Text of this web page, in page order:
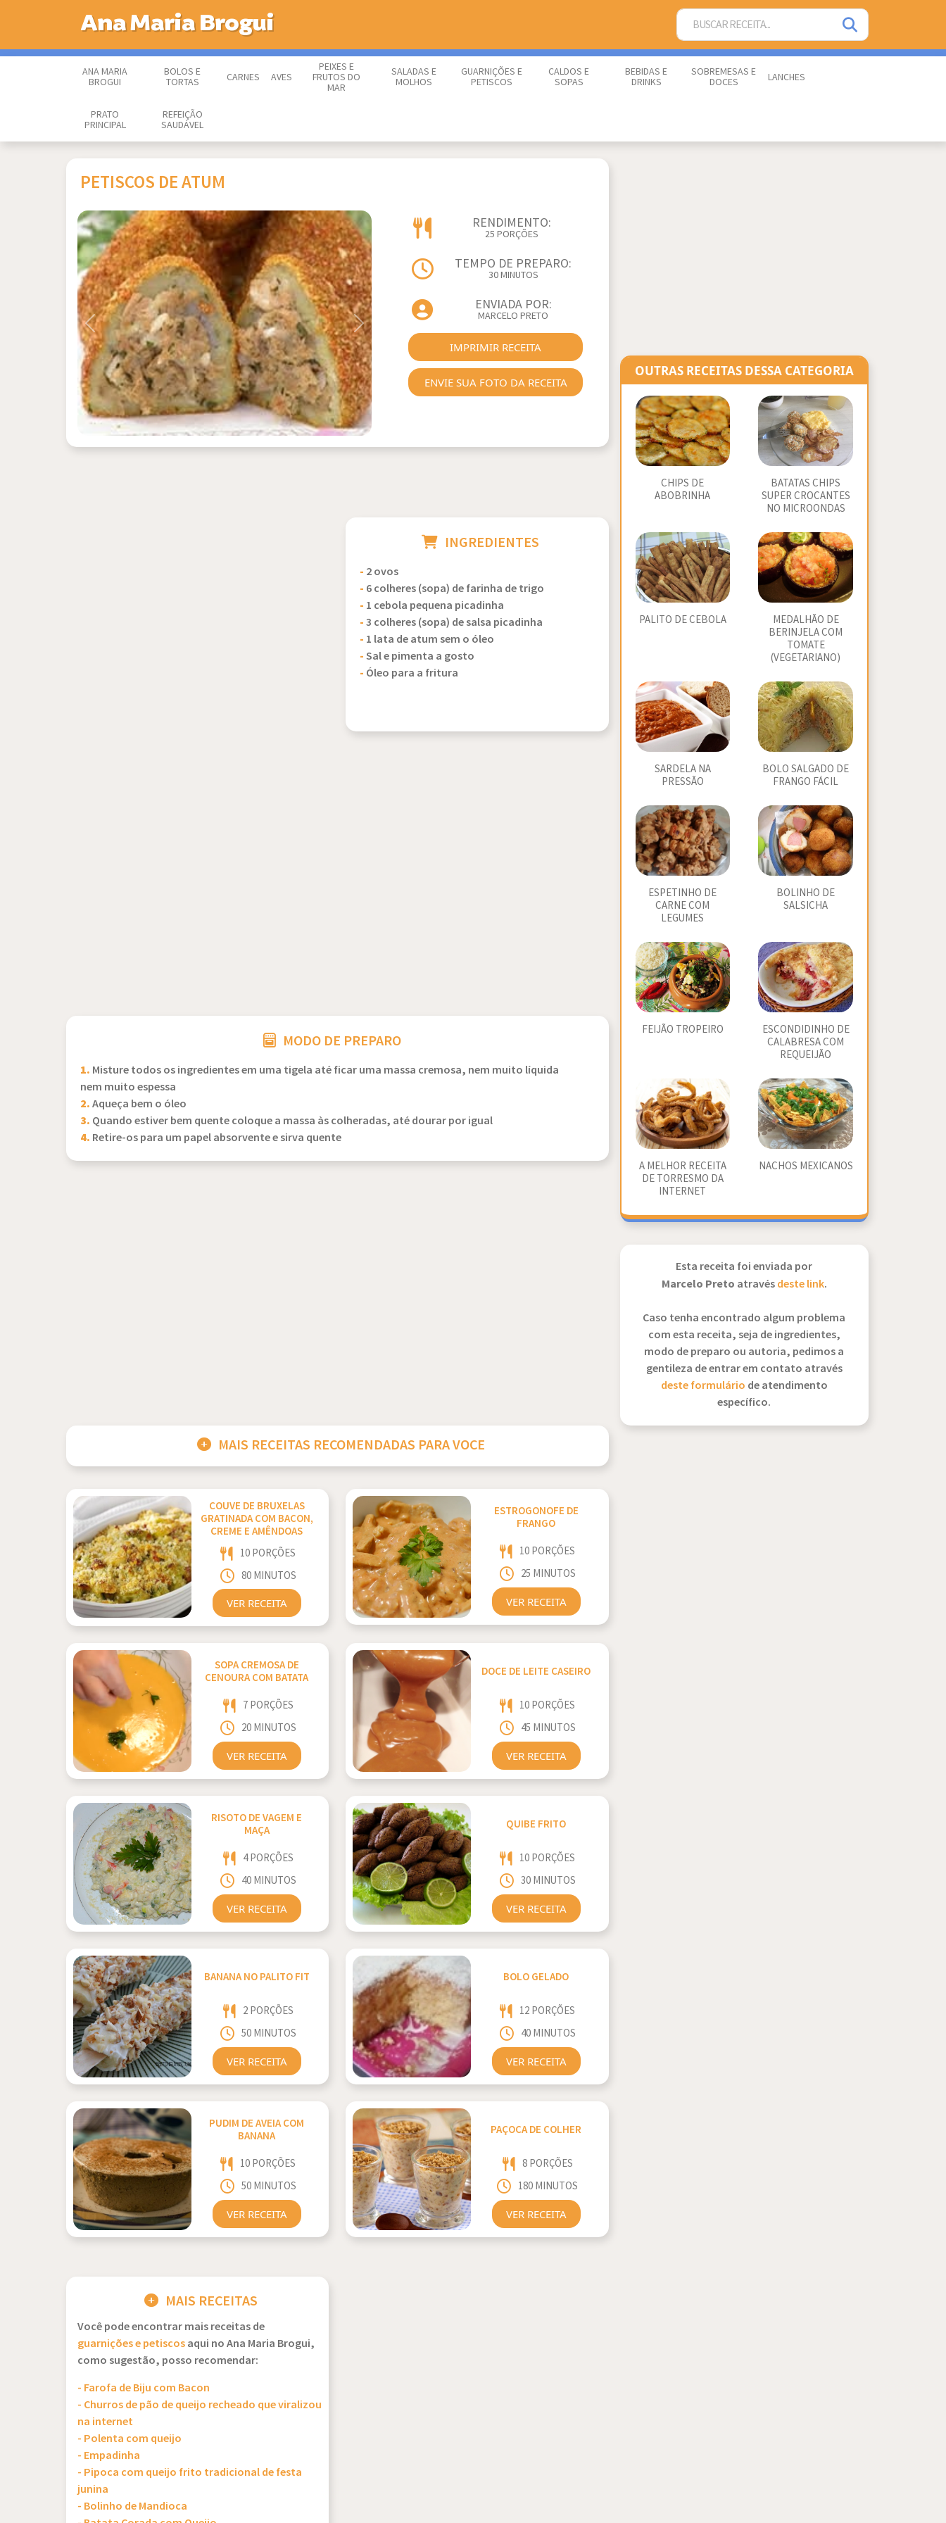
Ana Maria Brogui
ANA MARIA
BROGUI
BOLOS E
TORTAS
CARNES AVES
PEIXES E
FRUTOS DO
MAR
SALADAS E
MOLHOS
GUARNIÇÕES E
PETISCOS
CALDOS E
SOPAS
BEBIDAS E
DRINKS
SOBREMESAS E
DOCES
LANCHES
PRATO
PRINCIPAL
REFEIÇÃO
SAUDÁVEL
PETISCOS DE ATUM
Previous Next
RENDIMENTO:
25 PORÇÕES
TEMPO DE PREPARO:
30 MINUTOS
ENVIADA POR:
MARCELO PRETO
IMPRIMIR RECEITA
ENVIE SUA FOTO DA RECEITA
INGREDIENTES
- 2 ovos
- 6 colheres (sopa) de farinha de trigo
- 1 cebola pequena picadinha
-3 colheres (sopa) de salsa picadinha
- 1 lata de atum sem o óleo
-Sal e pimenta a gosto
- Óleo para a fritura
MODO DE PREPARO
1. Misture todos os ingredientes em uma tigela até ficar uma massa cremosa, nem muito líquida
nem muito espessa
2.Aqueça bem o óleo
3. Quando estiver bem quente coloque a massa às colheradas, até dourar por igual
4. Retire-os para um papel absorvente e sirva quente
MAIS RECEITAS RECOMENDADAS PARA VOCE
COUVE DE BRUXELAS
GRATINADA COM BACON,
CREME E AMÊNDOAS
10 PORÇÕES
80 MINUTOS
VER RECEITA
ESTROGONOFE DE
FRANGO
10 PORÇÕES
25 MINUTOS
VER RECEITA
SOPA CREMOSA DE
CENOURA COM BATATA
7 PORÇÕES
20 MINUTOS
VER RECEITA
DOCE DE LEITE CASEIRO
10 PORÇÕES
45 MINUTOS
VER RECEITA
RISOTO DE VAGEM E
MAÇA
4 PORÇÕES
40 MINUTOS
VER RECEITA
QUIBE FRITO
10 PORÇÕES
30 MINUTOS
VER RECEITA
BANANA NO PALITO FIT
2 PORÇÕES
50 MINUTOS
VER RECEITA
BOLO GELADO
12 PORÇÕES
40 MINUTOS
VER RECEITA
PUDIM DE AVEIA COM
BANANA
10 PORÇÕES
50 MINUTOS
VER RECEITA
PAÇOCA DE COLHER
8 PORÇÕES
180 MINUTOS
VER RECEITA
MAIS RECEITAS
Você pode encontrar mais receitas de
guarnições e petiscosaqui no Ana Maria Brogui,
como sugestão, posso recomendar:
- Farofa de Biju com Bacon
- Churros de pão de queijo recheado que viralizou
na internet
- Polenta com queijo
- Empadinha
- Pipoca com queijo frito tradicional de festa
junina
- Bolinho de Mandioca
OUTRAS RECEITAS DESSA CATEGORIA
CHIPS DE
ABOBRINHA
BATATAS CHIPS
SUPER CROCANTES
NO MICROONDAS
PALITO DE CEBOLA
MEDALHÃO DE
BERINJELA COM
TOMATE
(VEGETARIANO)
SARDELA NA
PRESSÃO
BOLO SALGADO DE
FRANGO FÁCIL
ESPETINHO DE
CARNE COM
LEGUMES
BOLINHO DE
SALSICHA
FEIJÃO TROPEIRO
ESCONDIDINHO DE
CALABRESA COM
REQUEIJÃO
A MELHOR RECEITA
DE TORRESMO DA
INTERNET
NACHOS MEXICANOS
Esta receita foi enviada por
Marcelo Preto atravésdeste link.
Caso tenha encontrado algum problema
com esta receita, seja de ingredientes,
modo de preparo ou autoria, pedimos a
gentileza de entrar em contato através
deste formulário de atendimento
específico.